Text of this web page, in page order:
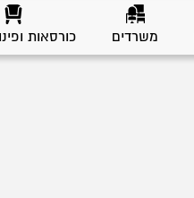
משרדים כורסאות